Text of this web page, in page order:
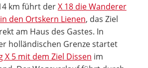
km führt derX 18 die Wanderer
den Ortskern Lienen, das Ziel
am Haus des Gastes. In
holländischen Grenze startet
X 5 mit dem Ziel Dissen im